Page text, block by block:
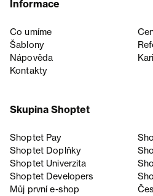
Informace
Co umíme
Šablony
Nápověda
Kontakty
Skupina Shoptet
Shoptet Pay
Shoptet Doplňky
Shoptet Univerzita
Shoptet Developers
Můj první e-shop